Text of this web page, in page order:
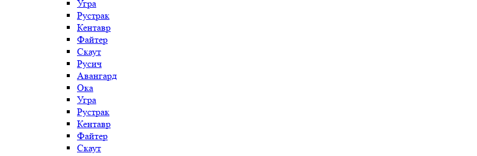
Угра
Рустрак
Кентавр
Файтер
Скаут
Русич
Авангард
Ока
Угра
Рустрак
Кентавр
Файтер
Скаут